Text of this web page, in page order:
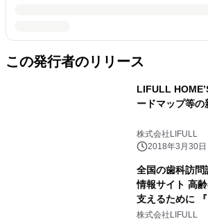
この発行者のリリース
LIFULL
ードマップ等の
株式会社LIFULL
2018年3月30
全国の歯科訪問
情報サイト 高
支えるために
ス開始
株式会社LIFULL